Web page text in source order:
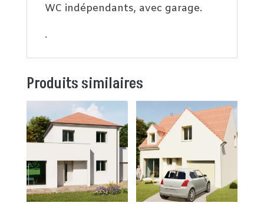
WC indépendants, avec garage.
.
Produits similaires